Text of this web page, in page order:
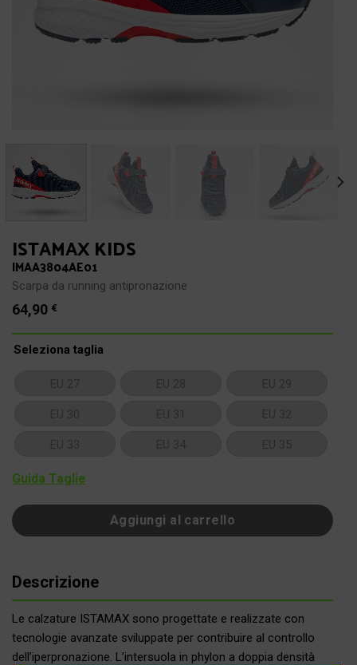
ISTAMAX KIDS
IMAA3804AE01
Scarpa da running antipronazione
64,90 €
Seleziona taglia
Guida Taglie
Aggiungi al carrello
Descrizione
Le calzature ISTAMAX sono progettate e realizzate con
tecnologie avanzate sviluppate per contribuire al controllo
dell’iperpronazione. L’intersuola in phylon a doppia densità